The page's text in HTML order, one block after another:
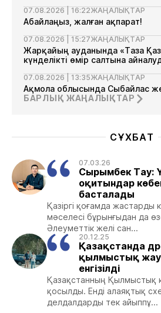
07.08.2026 | 16:22ЖАҢАЛЫҚТАР
Абайлаңыз, жалған ақпарат!
07.08.2026 | 15:27ЖАҢАЛЫҚТАР
Жарқайың ауданында «Таза
күнделікті өмір салтына
07.08.2026 | 13:35ЖАҢАЛЫҚТАР
Ақмола облысында Сыбайлас
қарсы комплаенс мектебі
БАРЛЫҚ ЖАҢАЛЫҚТАР
СҰХБАТ
07.03.26
Сырымбек Тау:
оқитындар
басталады
Қазіргі қоғамда жастарды
мәселесі бұрынғыдан да
Әлеуметтік желі сан...
20.12.25
Қазақстанда
қылмыстық
енгізілді
Қазақстанның Қылмыстық
қосылды. Енді алаяқтық
делдалдарды тек айыппұ...